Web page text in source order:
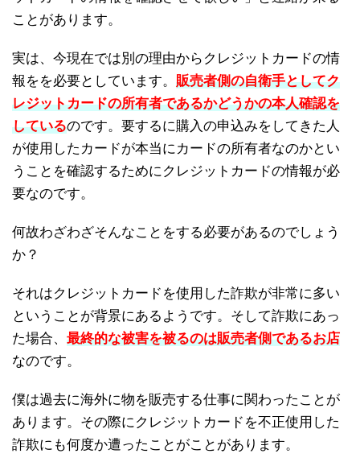
ことがあります。
実は、今現在では別の理由からクレジットカードの情
報をを必要としています。 販売者側の自衛手としてク
レジットカードの所有者であるかどうかの本人確認を
しているのです。要するに購入の申込みをしてきた人
が使用したカードが本当にカードの所有者なのかとい
うことを確認するためにクレジットカードの情報が必
要なのです。
何故わざわざそんなことをする必要があるのでしょう
か？
それはクレジットカードを使用した詐欺が非常に多い
ということが背景にあるようです。そして詐欺にあっ
た場合、 最終的な被害を被るのは販売者側であるお店
なのです。
僕は過去に海外に物を販売する仕事に関わったことが
あります。その際にクレジットカードを不正使用した
詐欺にも何度か遭ったことがことがあります。